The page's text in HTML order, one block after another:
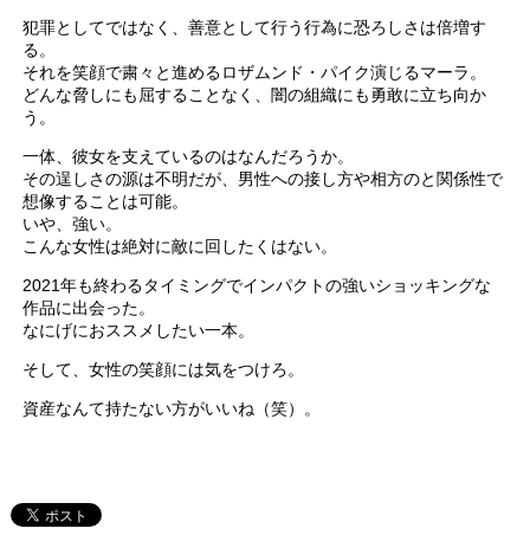
犯罪としてではなく、善意として行う行為に恐ろしさは倍増す
る。
それを笑顔で粛々と進めるロザムンド・パイク演じるマーラ。
どんな脅しにも屈することなく、闇の組織にも勇敢に立ち向か
う。
一体、彼女を支えているのはなんだろうか。
その逞しさの源は不明だが、男性への接し方や相方のと関係性で
想像することは可能。
いや、強い。
こんな女性は絶対に敵に回したくはない。
2021年も終わるタイミングでインパクトの強いショッキングな
作品に出会った。
なにげにおススメしたい一本。
そして、女性の笑顔には気をつけろ。
資産なんて持たない方がいいね（笑）。